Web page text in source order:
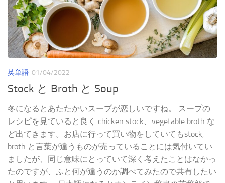
英単語 01/04/2022
Stock と Broth と Soup
冬になるとあたたかいスープが恋しいですね。 スープの
レシピを見ていると良く chicken stock、vegetable broth な
ど出てきます。お店に行って買い物をしていてもstock,
broth と言葉が違うものが売っていることには気付いてい
ましたが、同じ意味にとっていて深く考えたことはなかっ
たのですが、ふと何が違うのか調べてみたので共有したい